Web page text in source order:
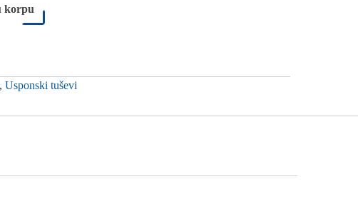
korpu
, Usponski tuševi